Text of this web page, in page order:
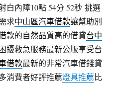
白內障10點 54分 52秒 挑選
求中山區汽車借款讓幫助別
款的自然品質高的借貸台中
擾救急服務最新公版享受台
借款最新的非常汽車借錢貸
消費者好評推薦燈具推薦比